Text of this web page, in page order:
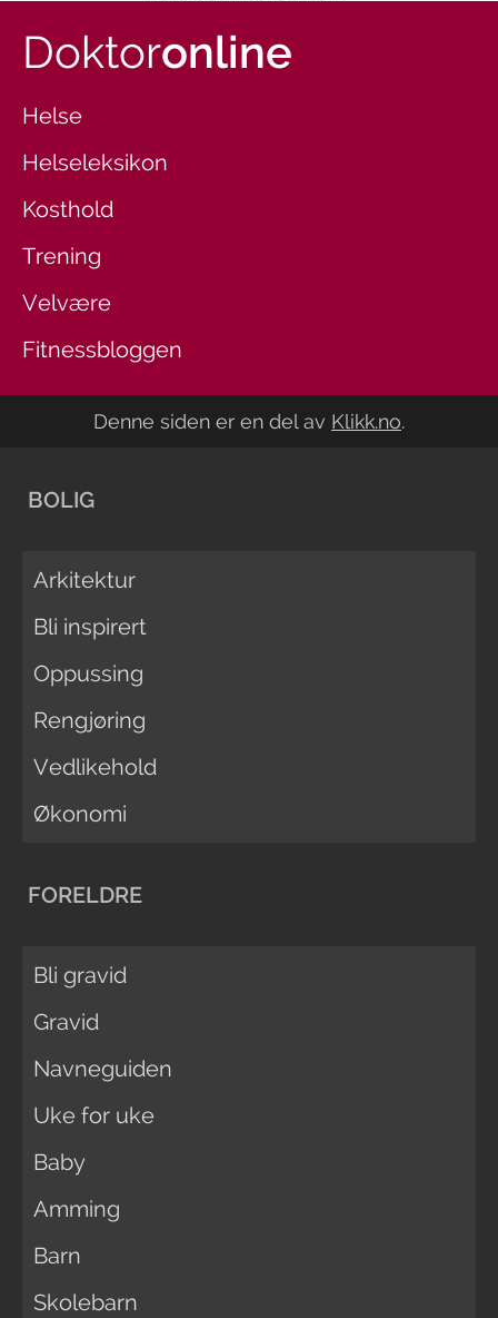
Doktoronline
Helse
Helseleksikon
Kosthold
Trening
Velvære
Fitnessbloggen
Denne siden er en del av Klikk.no.
BOLIG
Arkitektur
Bli inspirert
Oppussing
Rengjøring
Vedlikehold
Økonomi
FORELDRE
Bli gravid
Gravid
Navneguiden
Uke for uke
Baby
Amming
Barn
Skolebarn